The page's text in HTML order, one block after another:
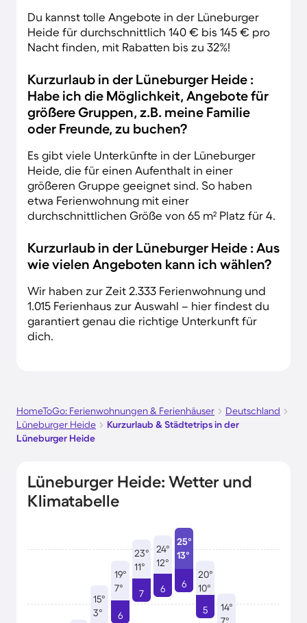
Du kannst tolle Angebote in der Lüneburger
Heide für durchschnittlich 140 € bis 145 € pro
Nacht finden, mit Rabatten bis zu 32%!
Kurzurlaub in der Lüneburger Heide :
Habe ich die Möglichkeit, Angebote für
größere Gruppen, z.B. meine Familie
oder Freunde, zu buchen?
Es gibt viele Unterkünfte in der Lüneburger
Heide, die für einen Aufenthalt in einer
größeren Gruppe geeignet sind. So haben
etwa Ferienwohnung mit einer
durchschnittlichen Größe von 65 m² Platz für 4.
Kurzurlaub in der Lüneburger Heide : Aus
wie vielen Angeboten kann ich wählen?
Wir haben zur Zeit 2.333 Ferienwohnung und
1.015 Ferienhaus zur Auswahl – hier findest du
garantiert genau die richtige Unterkunft für
dich.
HomeToGo: Ferienwohnungen & Ferienhäuser
Deutschland
Lüneburger Heide
Kurzurlaub & Städtetrips in der
Lüneburger Heide
Lüneburger Heide: Wetter und
Klimatabelle
15°
3°
19°
7°
6
23°
11°
7
24°
12°
6
25°
13°
6
20°
10°
5
14°